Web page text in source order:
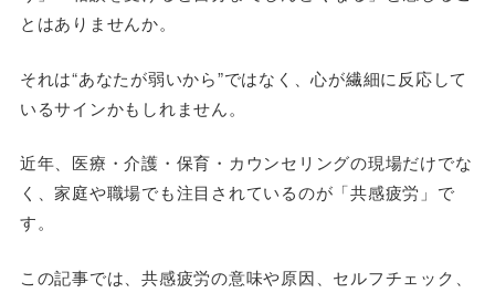
とはありませんか。
それは“あなたが弱いから”ではなく、心が繊細に反応して
いるサインかもしれません。
近年、医療・介護・保育・カウンセリングの現場だけでな
く、家庭や職場でも注目されているのが「共感疲労」で
す。
この記事では、共感疲労の意味や原因、セルフチェック、